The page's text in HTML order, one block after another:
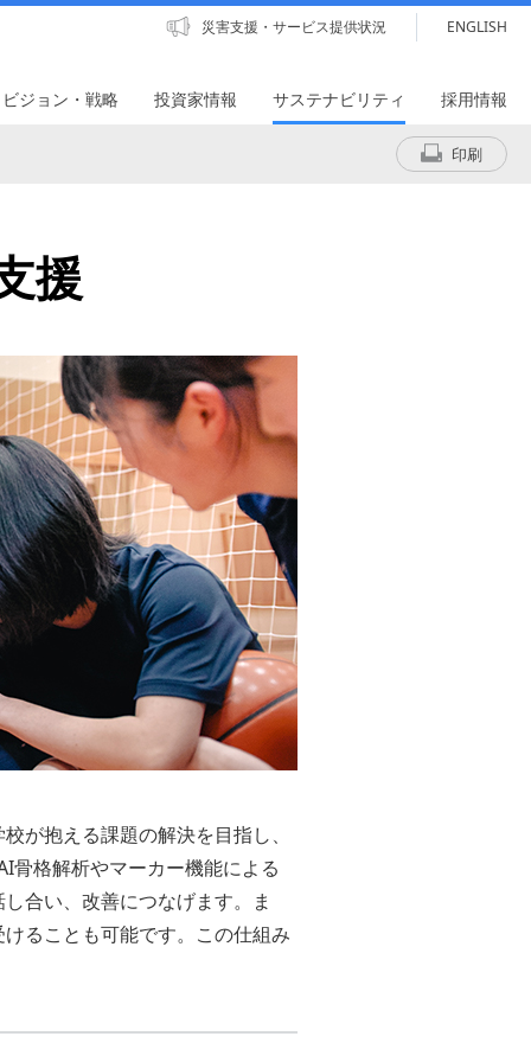
災害支援・サービス提供状況 ENGLISH
ジョン・戦略 投資家情報 サステナビリティ 採用情報
印刷
援
が抱える課題の解決を目指し、
骨格解析やマーカー機能による
合い、改善につなげます。ま
ることも可能です。この仕組み